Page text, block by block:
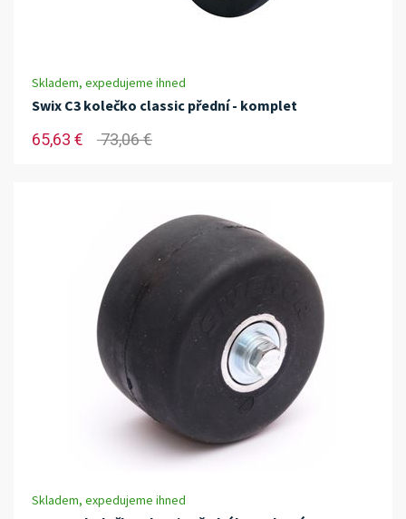
Skladem, expedujeme ihned
Swix C3 kolečko classic přední - komplet
65,63 € 73,06 €
Skladem, expedujeme ihned